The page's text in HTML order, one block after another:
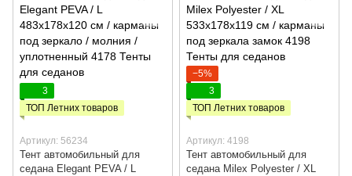
3
ТОП Летних товаров
Артикул: 56234
Тент автомобильный для
седана Elegant PEVA / L
−5%
3
ТОП Летних товаров
Артикул: 4198
Тент автомобильный для
седана Milex Polyester / XL